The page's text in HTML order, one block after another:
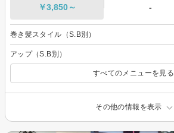
￥3,850～ -
巻き髪スタイル（S.B別）
アップ（S.B別）
すべてのメニューを見る
その他の情報を表示